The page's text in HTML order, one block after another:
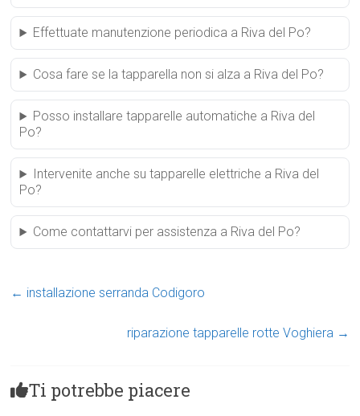
Effettuate manutenzione periodica a Riva del Po?
Cosa fare se la tapparella non si alza a Riva del Po?
Posso installare tapparelle automatiche a Riva del
Po?
Intervenite anche su tapparelle elettriche a Riva del
Po?
Come contattarvi per assistenza a Riva del Po?
← installazione serranda Codigoro
riparazione tapparelle rotte Voghiera →
Ti potrebbe piacere